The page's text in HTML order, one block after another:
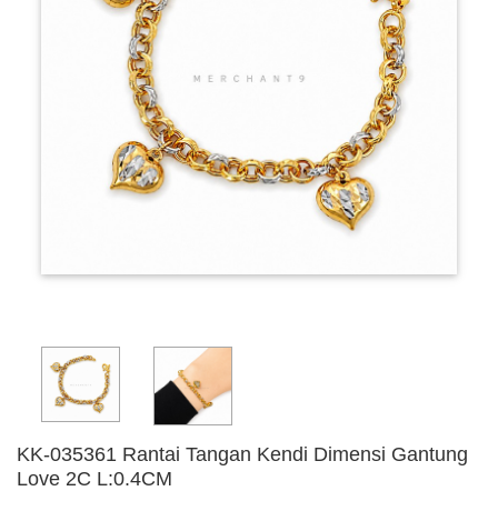
KK-035361 Rantai Tangan Kendi Dimensi Gantung
Love 2C L:0.4CM